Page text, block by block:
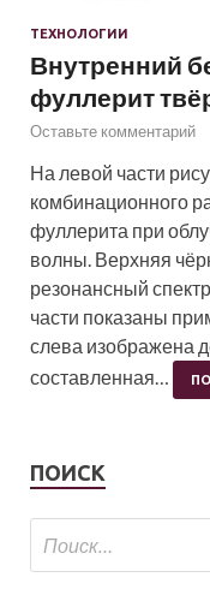
ТЕХНОЛОГИИ
Внутренний
фуллерит
Оставьте комментарий
На левой части
комбинационного
фуллерита при
волны. Верхняя
резонансный
части показаны
слева изображена
составленная…
ПОИСК